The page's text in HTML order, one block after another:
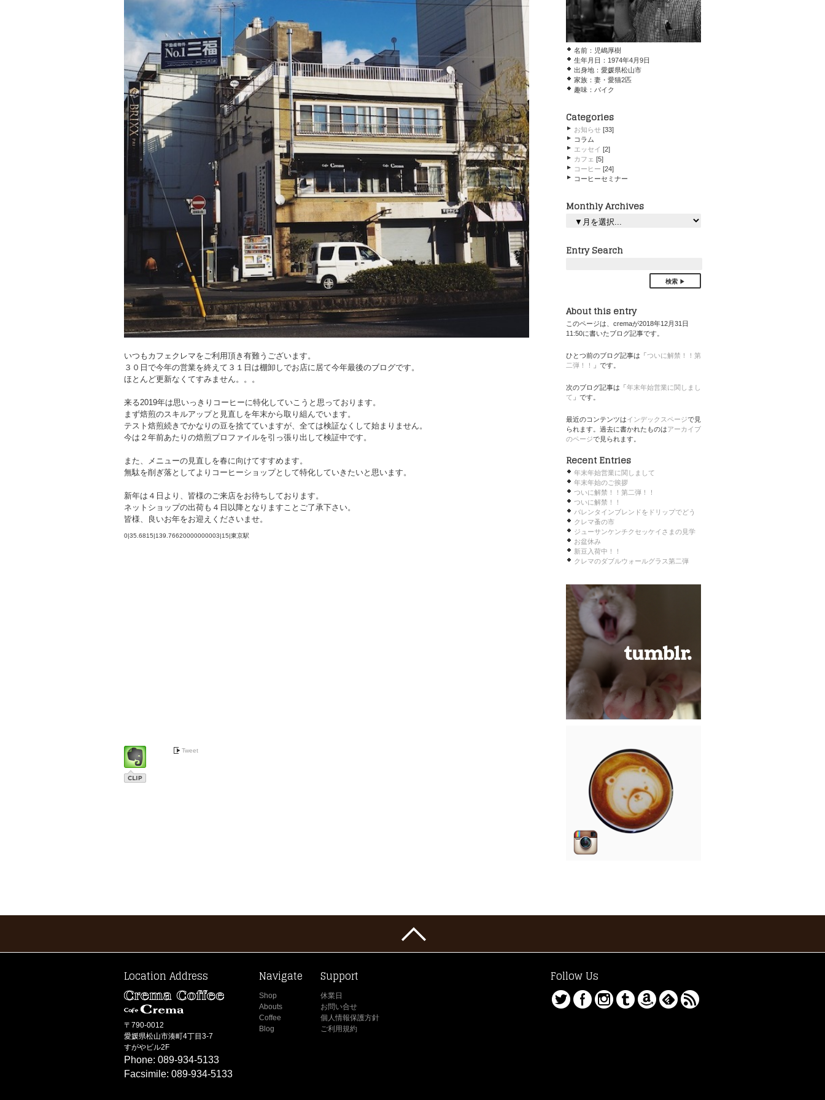
いつもカフェクレマをご利用頂き有難うございます。
３０日で今年の営業を終えて３１日は棚卸しでお店に居て今年最後のブログです。
ほとんど更新なくてすみません。。。
来る2019年は思いっきりコーヒーに特化していこうと思っております。
まず焙煎のスキルアップと見直しを年末から取り組んでいます。
テスト焙煎続きでかなりの豆を捨てていますが、全ては検証なくして始まりません。
今は２年前あたりの焙煎プロファイルを引っ張り出して検証中です。
また、メニューの見直しを春に向けてすすめます。
無駄を削ぎ落としてよりコーヒーショップとして特化していきたいと思います。
新年は４日より、皆様のご来店をお待ちしております。
ネットショップの出荷も４日以降となりますことご了承下さい。
皆様、良いお年をお迎えくださいませ。
0|35.6815|139.76620000000003|15|東京駅
Tweet
名前：児嶋厚樹
生年月日：1974年4月9日
出身地：愛媛県松山市
家族：妻・愛猫2匹
趣味：バイク
Categories
お知らせ [33]
コラム
エッセイ [2]
カフェ [5]
コーヒー [24]
コーヒーセミナー
Monthly Archives
Entry Search
検索
About this entry
このページは、cremaが2018年12月31日
11:50に書いたブログ記事です。
ひとつ前のブログ記事は「ついに解禁！！第
二弾！！
」です。
次のブログ記事は「年末年始営業に関しまし
て 」です。
最近のコンテンツはインデックスページで見
られます。過去に書かれたものはアーカイブ
のページで見られます。
Recent Entries
年末年始営業に関しまして
年末年始のご挨拶
ついに解禁！！第二弾！！
ついに解禁！！
バレンタインブレンドをドリップでどう
クレマ蚤の市
ジューサンケンチクセッケイさまの見学
お盆休み
新豆入荷中！！
クレマのダブルウォールグラス第二弾
CREMACOFFEE-TUMBLR
Location Address
〒790-0012
愛媛県松山市湊町4丁目3-7
すがやビル2F
Phone: 089-934-5133
Facsimile: 089-934-5133
Navigate
Shop
Abouts
Coffee
Blog
Support
休業日
お問い合せ
個人情報保護方針
ご利用規約
Follow Us